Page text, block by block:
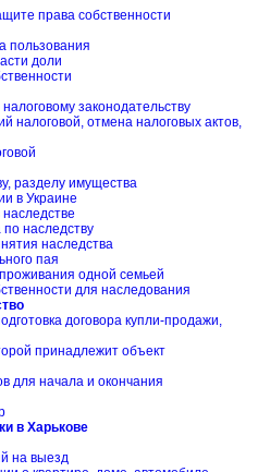
права собственности
пользования
доли
законодательству
налоговой, отмена налоговых актов,
разделу имущества
в Украине
по наследству
наследства
пая
одной семьей
для наследования
договора купли-продажи,
принадлежит объект
для начала и окончания
в Харькове
на выезд